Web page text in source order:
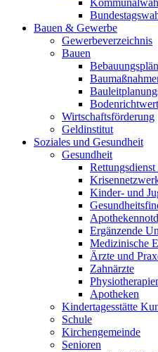
Bauen & Gewerbe
Gewerbeverzeichnis
Bauen
Wirtschaftsförderung
Geldinstitut
Soziales und Gesundheit
Gesundheit
Kinder- und
Ergänzende
Medizinische
Ärzte und
Zahnärzte
Apotheken
Kindertagesstätte
Schule
Kirchengemeinde
Senioren